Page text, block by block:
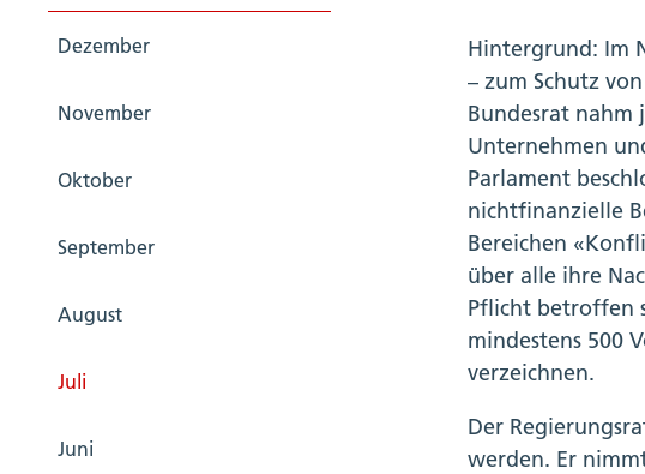
Dezember
November
Oktober
September
August
Juli
Juni
Hintergrund: Im
– zum Schutz
Bundesrat nahm
Unternehmen
Parlament
nichtfinanzielle
Bereichen
über alle ihre
Pflicht betroffen
mindestens 500
verzeichnen.
Der
werden. Er